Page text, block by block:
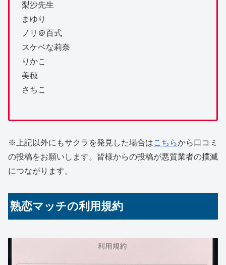
梨沙先生
まゆり
ノリ＠百式
スケベな莉奈
りかこ
美穂
さちこ
※上記以外にもサクラを発見した場合はこちらから口コミ
の投稿をお願いします。皆様からの投稿が悪質業者の撲滅
につながります。
熟恋マッチの利用規約